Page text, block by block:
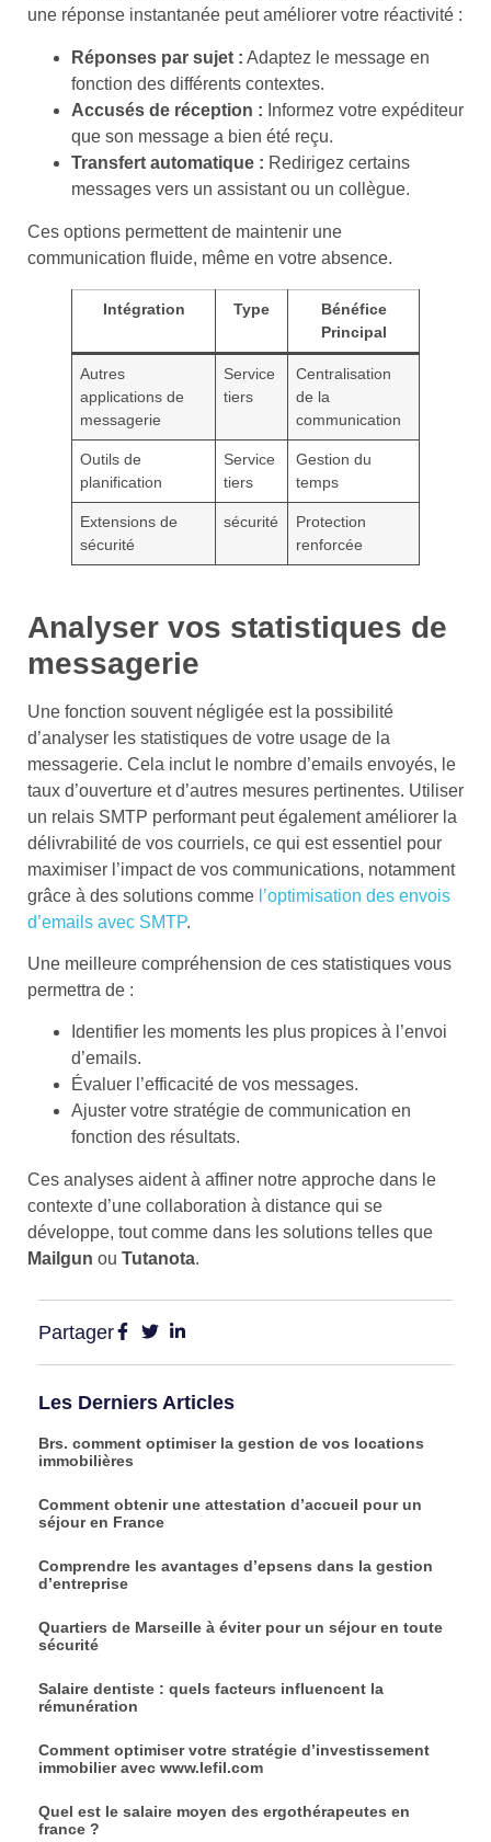
une réponse instantanée peut améliorer votre réactivité :
Réponses par sujet : Adaptez le message en
fonction des différents contextes.
Accusés de réception : Informez votre expéditeur
que son message a bien été reçu.
Transfert automatique : Redirigez certains
messages vers un assistant ou un collègue.
Ces options permettent de maintenir une
communication fluide, même en votre absence.
Intégration Type
Bénéfice
Principal
Autres
applications de
messagerie
Service
tiers
Centralisation
de la
communication
Outils de
planification
Service
tiers
Gestion du
temps
Extensions de
sécurité
sécurité
Protection
renforcée
Analyser vos statistiques de
messagerie
Une fonction souvent négligée est la possibilité
d’analyser les statistiques de votre usage de la
messagerie. Cela inclut le nombre d’emails envoyés, le
taux d’ouverture et d’autres mesures pertinentes. Utiliser
un relais SMTP performant peut également améliorer la
délivrabilité de vos courriels, ce qui est essentiel pour
maximiser l’impact de vos communications, notamment
grâce à des solutions comme l’optimisation des envois
d’emails avec SMTP.
Une meilleure compréhension de ces statistiques vous
permettra de :
Identifier les moments les plus propices à l’envoi
d’emails.
Évaluer l’efficacité de vos messages.
Ajuster votre stratégie de communication en
fonction des résultats.
Ces analyses aident à affiner notre approche dans le
contexte d’une collaboration à distance qui se
développe, tout comme dans les solutions telles que
Mailgun ou Tutanota.
Partager
Les Derniers Articles
Brs. comment optimiser la gestion de vos locations
immobilières
Comment obtenir une attestation d’accueil pour un
séjour en France
Comprendre les avantages d’epsens dans la gestion
d’entreprise
Quartiers de Marseille à éviter pour un séjour en toute
sécurité
Salaire dentiste : quels facteurs influencent la
rémunération
Comment optimiser votre stratégie d’investissement
immobilier avec www.lefil.com
Quel est le salaire moyen des ergothérapeutes en
france ?